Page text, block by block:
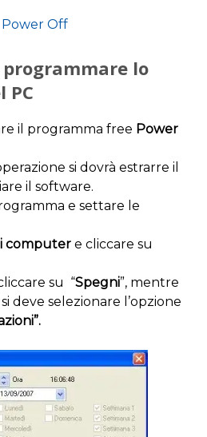
programmare lo
PC
il programma free Power
si dovrà estrarre il
il software.
e settare le
computer e cliccare su
su “Spegni”, mentre
deve selezionare l’opzione